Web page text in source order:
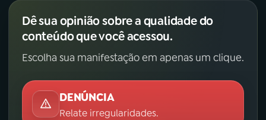
Dê sua opinião sobre a qualidade do
conteúdo que você acessou.
Escolha sua manifestação em apenas um clique.
DENÚNCIA
Relate irregularidades.